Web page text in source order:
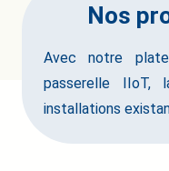
Nos
Avec notre
passerelle IIoT,
installations